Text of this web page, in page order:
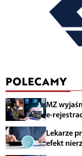
POLECAMY
MZ
e-
Lekarze
efekt